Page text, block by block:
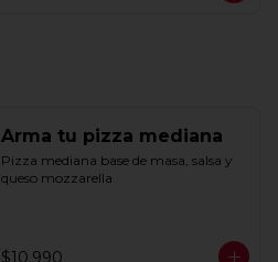
Arma tu pizza mediana
Pizza mediana base de masa, salsa y
queso mozzarella
$10.990